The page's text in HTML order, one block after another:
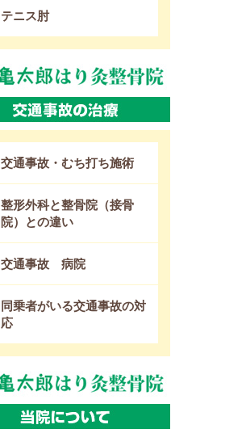
テニス肘
交通事故・むち打ち施術
整形外科と整骨院（接骨
院）との違い
交通事故 病院
同乗者がいる交通事故の対
応